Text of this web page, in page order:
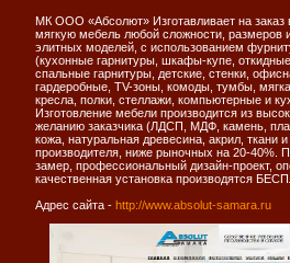
МК ООО «Абсолют» Изготавливает на заказ
мягкую мебель любой сложности, размеров
элитных моделей, с использованием
(кухонные гарнитуры, шкафы-купе,
спальные гарнитуры, детские, стенки,
гардеробные, TV-зоны, комоды, тумбы,
кресла, полки, стеллажи, компьютерные и
Изготовление мебели производится из
желанию заказчика (ЛДСП, МДФ, камень,
кожа, натуральная древесина, акрил, ткани
производителя, ниже рыночных на 20-40%.
замер, профессиональный дизайн-проект,
качественная установка производятся
Адрес сайта - http://www.absolut-samara.ru